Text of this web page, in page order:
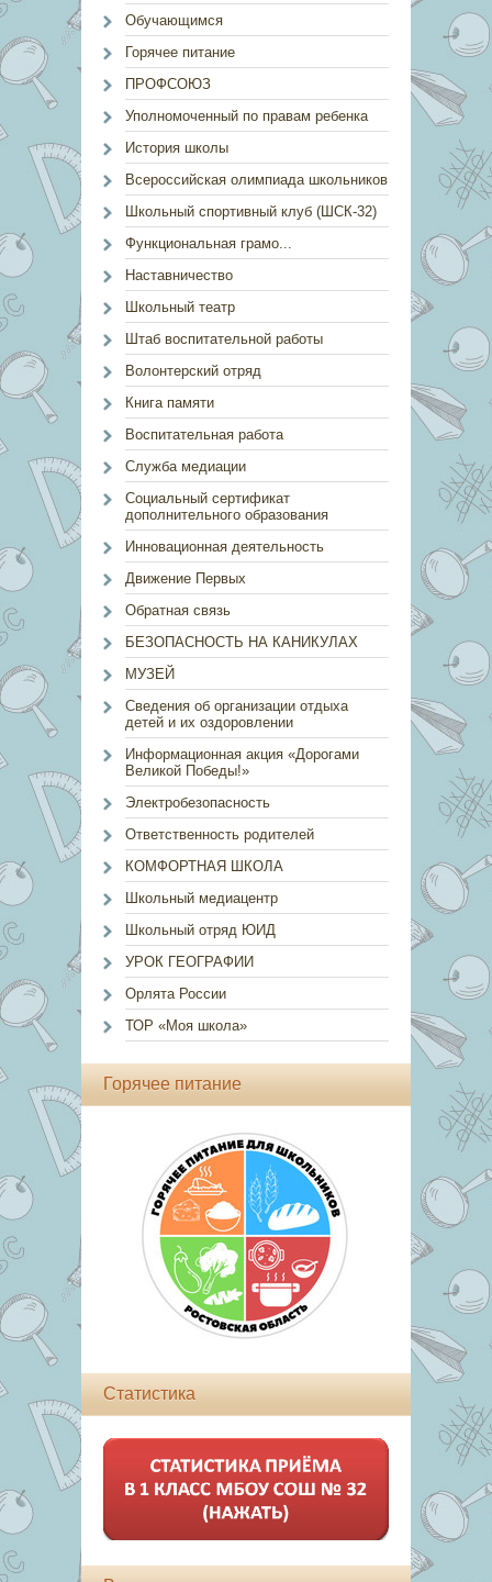
Обучающимся
Горячее питание
ПРОФСОЮЗ
Уполномоченный по правам ребенка
История школы
Всероссийская олимпиада школьников
Школьный спортивный клуб (ШСК-32)
Функциональная грамо...
Наставничество
Школьный театр
Штаб воспитательной работы
Волонтерский отряд
Книга памяти
Воспитательная работа
Служба медиации
Социальный сертификат
дополнительного образования
Инновационная деятельность
Движение Первых
Обратная связь
БЕЗОПАСНОСТЬ НА КАНИКУЛАХ
МУЗЕЙ
Сведения об организации отдыха
детей и их оздоровлении
Информационная акция «Дорогами
Великой Победы!»
Электробезопасность
Ответственность родителей
КОМФОРТНАЯ ШКОЛА
Школьный медиацентр
Школьный отряд ЮИД
УРОК ГЕОГРАФИИ
Орлята России
ТОР «Моя школа»
Горячее питание
Статистика